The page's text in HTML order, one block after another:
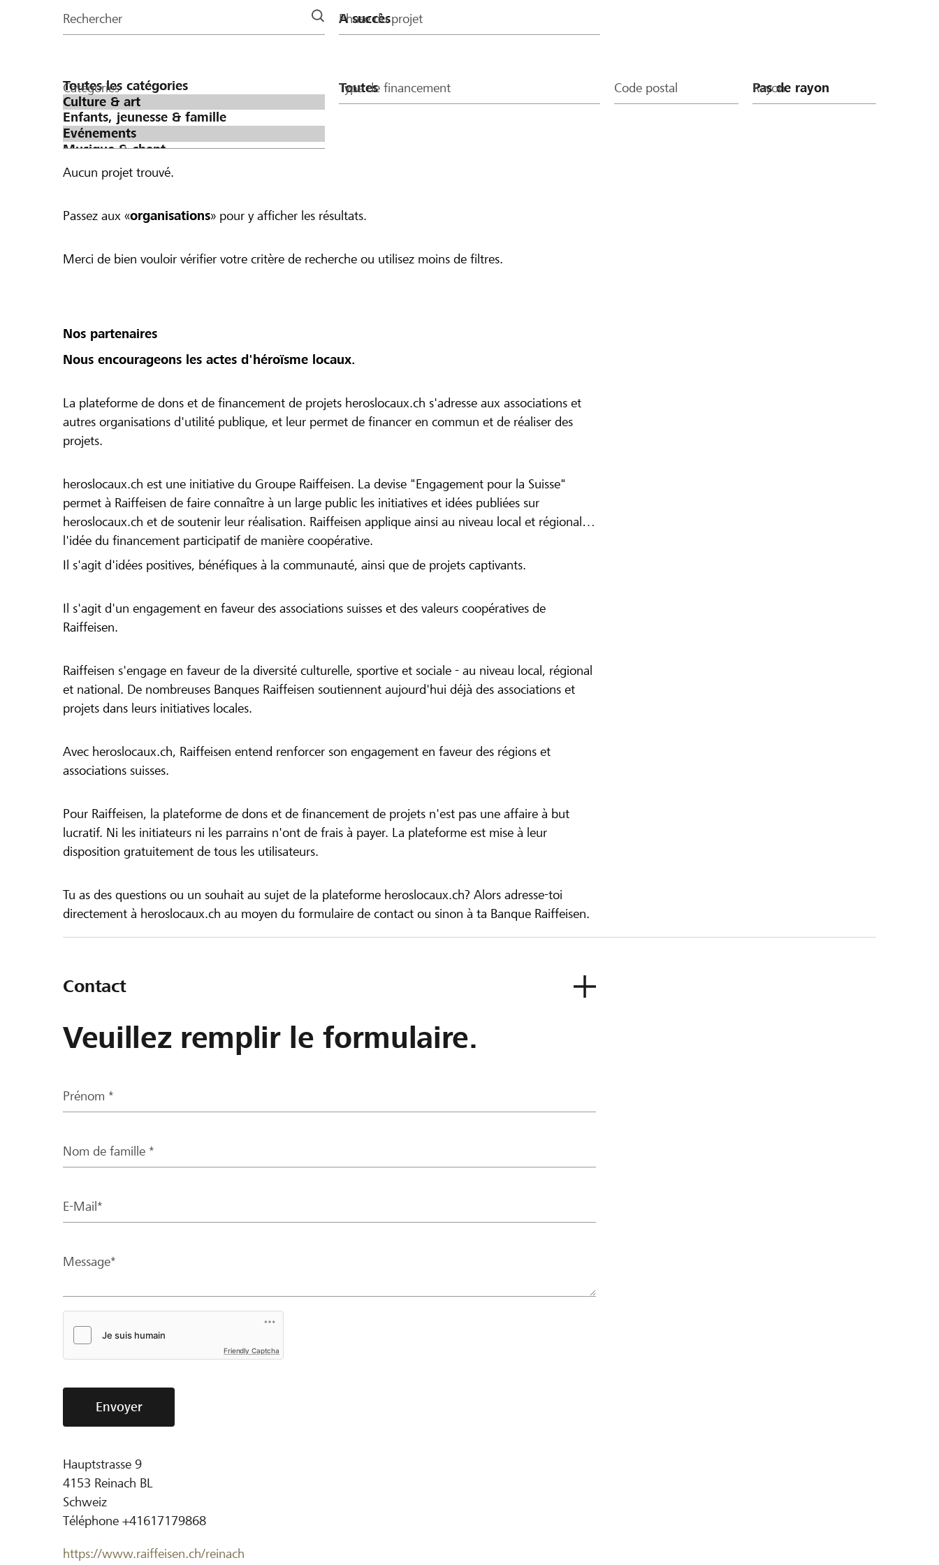
la
Rechercher Phase du projet
Catégories Type de financement Code postal Rayon
Aucun projet trouvé.
Passez aux «organisations» pour y afficher les résultats.
Merci de bien vouloir vérifier votre critère de recherche ou utilisez moins de filtres.
Nos partenaires
Nous encourageons les actes d'héroïsme locaux.
La plateforme de dons et de financement de projets heroslocaux.ch s'adresse aux associations et
autres organisations d'utilité publique, et leur permet de financer en commun et de réaliser des
projets.
heroslocaux.ch est une initiative du Groupe Raiffeisen. La devise "Engagement pour la Suisse"
permet à Raiffeisen de faire connaître à un large public les initiatives et idées publiées sur
heroslocaux.ch et de soutenir leur réalisation. Raiffeisen applique ainsi au niveau local et régional
l'idée du financement participatif de manière coopérative.
Il s'agit d'idées positives, bénéfiques à la communauté, ainsi que de projets captivants.
Il s'agit d'un engagement en faveur des associations suisses et des valeurs coopératives de
Raiffeisen.
Raiffeisen s'engage en faveur de la diversité culturelle, sportive et sociale - au niveau local, régional
et national. De nombreuses Banques Raiffeisen soutiennent aujourd'hui déjà des associations et
projets dans leurs initiatives locales.
Avec heroslocaux.ch, Raiffeisen entend renforcer son engagement en faveur des régions et
associations suisses.
Pour Raiffeisen, la plateforme de dons et de financement de projets n'est pas une affaire à but
lucratif. Ni les initiateurs ni les parrains n'ont de frais à payer. La plateforme est mise à leur
disposition gratuitement de tous les utilisateurs.
Tu as des questions ou un souhait au sujet de la plateforme heroslocaux.ch? Alors adresse-toi
directement à heroslocaux.ch au moyen du formulaire de contact ou sinon à ta Banque Raiffeisen.
Contact
Veuillez remplir le formulaire.
Prénom *
Nom de famille *
E-Mail*
Message*
Friendly Captcha
Envoyer
Hauptstrasse 9
4153 Reinach BL
Schweiz
Téléphone +41617179868
https://www.raiffeisen.ch/reinach